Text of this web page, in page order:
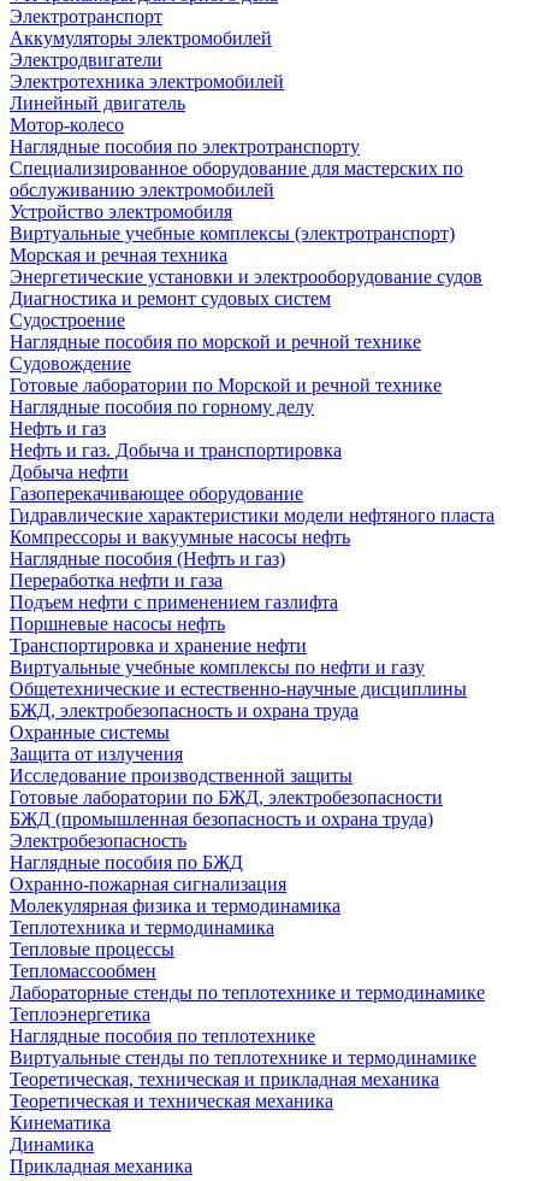
Электротранспорт
Аккумуляторы электромобилей
Электродвигатели
Электротехника электромобилей
Линейный двигатель
Мотор-колесо
Наглядные пособия по электротранспорту
Специализированное оборудование для мастерских по
обслуживанию электромобилей
Устройство электромобиля
Виртуальные учебные комплексы (электротранспорт)
Морская и речная техника
Энергетические установки и электрооборудование судов
Диагностика и ремонт судовых систем
Судостроение
Наглядные пособия по морской и речной технике
Судовождение
Готовые лаборатории по Морской и речной технике
Наглядные пособия по горному делу
Нефть и газ
Нефть и газ. Добыча и транспортировка
Добыча нефти
Газоперекачивающее оборудование
Гидравлические характеристики модели нефтяного пласта
Компрессоры и вакуумные насосы нефть
Наглядные пособия (Нефть и газ)
Переработка нефти и газа
Подъем нефти с применением газлифта
Поршневые насосы нефть
Транспортировка и хранение нефти
Виртуальные учебные комплексы по нефти и газу
Общетехнические и естественно-научные дисциплины
БЖД, электробезопасность и охрана труда
Охранные системы
Защита от излучения
Исследование производственной защиты
Готовые лаборатории по БЖД, электробезопасности
БЖД (промышленная безопасность и охрана труда)
Электробезопасность
Наглядные пособия по БЖД
Охранно-пожарная сигнализация
Молекулярная физика и термодинамика
Теплотехника и термодинамика
Тепловые процессы
Тепломассообмен
Лабораторные стенды по теплотехнике и термодинамике
Теплоэнергетика
Наглядные пособия по теплотехнике
Виртуальные стенды по теплотехнике и термодинамике
Теоретическая, техническая и прикладная механика
Теоретическая и техническая механика
Кинематика
Динамика
Прикладная механика